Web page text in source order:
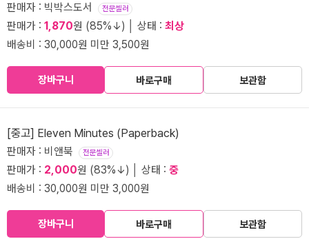
판매자 : 빅박스도서 전문셀러
판매가 : 1,870원 (85%↓) │ 상태 : 최상
배송비 : 30,000원 미만 3,500원
장바구니 바로구매 보관함
[중고] Eleven Minutes (Paperback)
판매자 : 비앤북 전문셀러
판매가 : 2,000원 (83%↓) │ 상태 : 중
배송비 : 30,000원 미만 3,000원
장바구니 바로구매 보관함